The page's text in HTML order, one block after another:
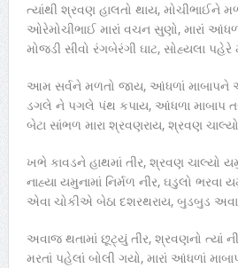
ત્યાંથી શ્રવણ હાલતો થાય, મોચીભાઈને
ઓરેમોચીભાઈ મારાં વચન સુણો, મારાં
મોજડી સીવો રંગબેરંગી ઘાટ, સોહ્યલા પહેરે
આમ સર્વને મળતો જાય, આંધળાં માબાપને
ડગલે ને પગલે પંથ કપાય, આંધળા માબાપ
બેટા સાંભળ મારા શ્રવણરાય, શ્રવણ
ખભે કાવડને હાથમાં તીર, શ્રવણ ચાલ્યો
નાહ્યા યમુનામાં નિર્મળ નીર, ઘડુલો ભરવા
એવા ચોકીએ બેઠા દશરથરાય, બુડબુડ
અવાજ થતામાં છૂટ્યું તીર, શ્રવણનો ત્યાં
મરતાં પહેલાં બોલી ગયો, મારાં આંધળાં